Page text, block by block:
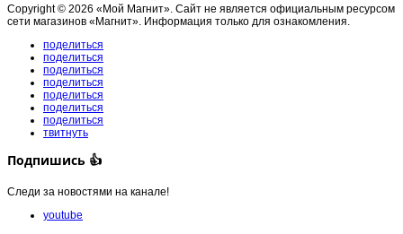
Copyright © 2026 «Мой Магнит». Сайт не является официальным ресурсом
сети магазинов «Магнит». Информация только для ознакомления.
поделиться
поделиться
поделиться
поделиться
поделиться
поделиться
поделиться
твитнуть
Подпишись 👍
Следи за новостями на канале!
youtube